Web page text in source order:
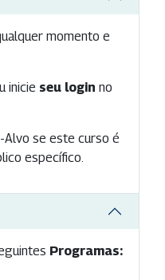
momento e
inicie seu login no
Alvo se este curso é
específico.
Programas: